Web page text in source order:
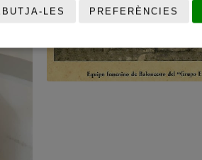
LES PREFERÈNCIES